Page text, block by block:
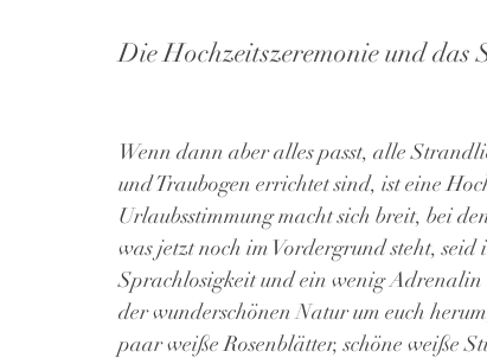
Die Hochzeitszeremonie und das
Wenn dann aber alles passt, alle
und Traubogen errichtet sind, ist eine
Urlaubsstimmung macht sich breit, bei
was jetzt noch im Vordergrund steht,
Sprachlosigkeit und ein wenig Adrenalin
der wunderschönen Natur um euch
paar weiße Rosenblätter, schöne weiße